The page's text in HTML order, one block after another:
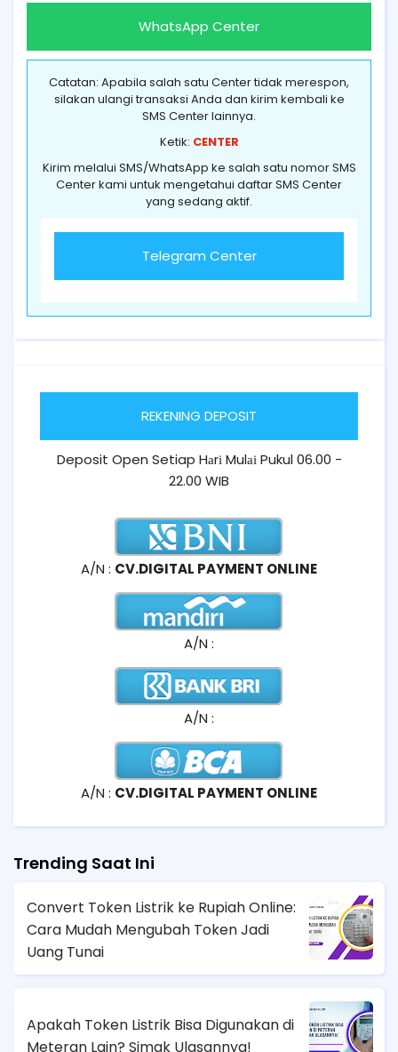
WhatsApp Center
Catatan: Apabila salah satu Center tidak merespon,
silakan ulangi transaksi Anda dan kirim kembali ke
SMS Center lainnya.
Ketik: CENTER
Kirim melalui SMS/WhatsApp ke salah satu nomor SMS
Center kami untuk mengetahui daftar SMS Center
yang sedang aktif.
Telegram Center
REKENING DEPOSIT
Deposit Open Setiap Hаrі Mulаі Pukul 06.00 -
22.00 WIB
A/N : CV.DIGITAL PAYMENT ONLINE
A/N :
A/N :
A/N : CV.DIGITAL PAYMENT ONLINE
Trending Saat Ini
Convert Token Listrik ke Rupiah Online:
Cara Mudah Mengubah Token Jadi
Uang Tunai
Apakah Token Listrik Bisa Digunakan di
Meteran Lain? Simak Ulasannya!